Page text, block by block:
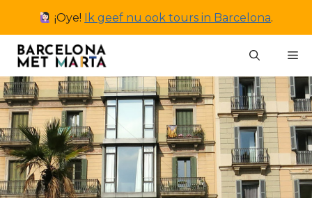
inhoud
¡Oye! Ik geef nu ook tours in Barcelona.